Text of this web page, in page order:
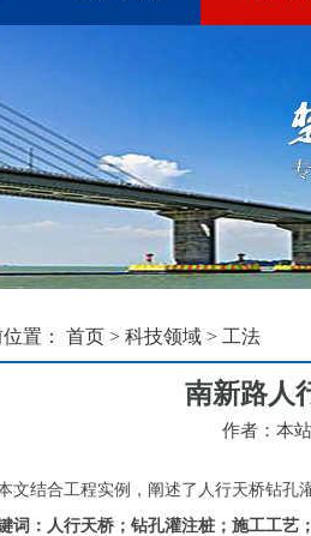
置： 首页 > 科技领域 > 工法
南新路人
作者：本
文结合工程实例，阐述了人行天桥钻孔
词：人行天桥；钻孔灌注桩；施工工艺